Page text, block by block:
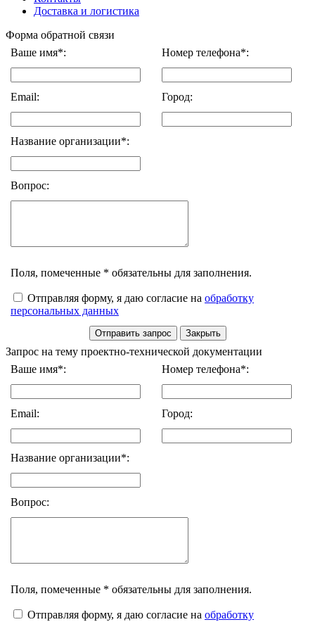
Доставка и логистика
Форма обратной связи
Ваше имя*:
Номер телефона*:
Email: Город:
Название организации*:
Вопрос:
Поля, помеченные * обязательны для заполнения.
Отправляя форму, я даю согласие на обработку
персональных данных
Запрос на тему проектно-технической документации
Ваше имя*:
Номер телефона*:
Email: Город:
Название организации*:
Вопрос:
Поля, помеченные * обязательны для заполнения.
Отправляя форму, я даю согласие на обработку